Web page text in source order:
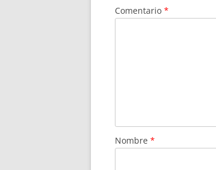
Comentario *
Nombre *